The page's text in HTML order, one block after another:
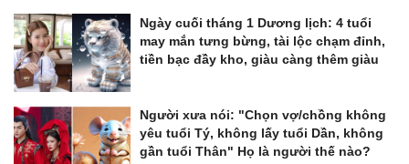
Ngày cuối tháng 1 Dương lịch: 4 tuổi
may mắn tưng bừng, tài lộc chạm đỉnh,
tiền bạc đầy kho, giàu càng thêm giàu
Người xưa nói: "Chọn vợ/chồng không
yêu tuổi Tý, không lấy tuổi Dần, không
gần tuổi Thân" Họ là người thế nào?